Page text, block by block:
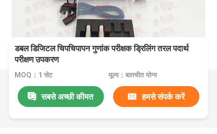
डबल डिजिटल चिपचिपापन गुणांक परीक्षक ड्रिलिंग तरल पदार्थ
परीक्षण उपकरण
MOQ：1 सेट मूल्य：बातचीत योग्य
सबसे अच्छी कीमत हमसे संपर्क करें